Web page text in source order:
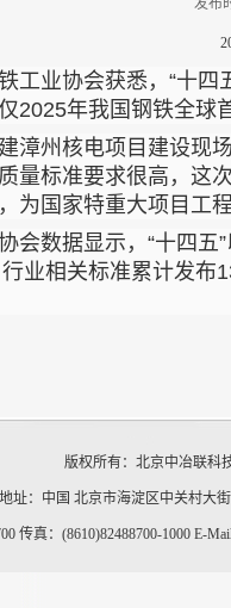
发布
工业协会获悉，“十
2025年我国钢铁全球
漳州核电项目建设现
量标准要求很高，这
为国家特重大项目工
会数据显示，“十四
业相关标准累计发布
版权所有：北京中冶联科
地址：中国 北京市海淀区中关村大
传真：(8610)82488700-1000 E-